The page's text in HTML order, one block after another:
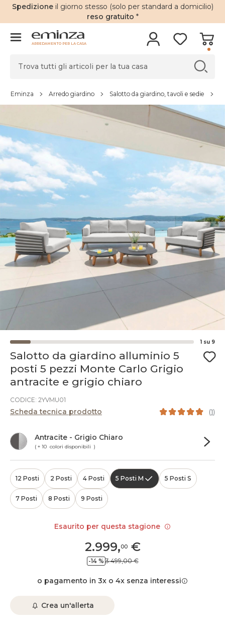
Spedizione il giorno stesso (solo per standard a domicilio)
reso gratuito *
ARREDAMENTO PER LA CASA
Eminza Arredo giardino Salotto da giardino, tavoli e sedie
1 su 9
Salotto da giardino alluminio 5
posti 5 pezzi Monte Carlo Grigio
antracite e grigio chiaro
CODICE: 2YVMU01
Scheda tecnica prodotto (1)
Antracite - Grigio Chiaro
( + 10 colori disponibili )
12 Posti 2 Posti 4 Posti 5 Posti M 5 Posti S
7 Posti 8 Posti 9 Posti
2.999,00€
-14 % 3.499,00 €
o pagamento in 3x o 4x senza interessi
Crea un'allerta